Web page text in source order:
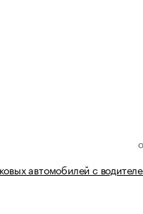
автомобилей с